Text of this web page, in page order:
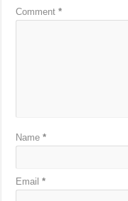
Comment*
Name*
Email*